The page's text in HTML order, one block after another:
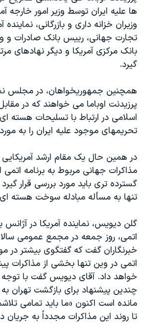
فرهنگ و زندگی
حقوق شهروندی
اقتصادی
علم و فناوری
گالری عکس
آرشیو پخش زنده
مستندها
انتخابات ریاست جمهوری آمریکا ۲۰۲۴
حمله جمهوری اسلامی به اسرائیل
رمز مهسا
اعتراضات زن، زندگی، آزادی
مجموعه مستندهای دادخواهی
تریبونال مردمی آبان ۹۸
چهل سال گروگان‌گیری
قانون شفافیت دارائی کادر رهبری ایران
اعتراضات مردمی آبان ۹۸
اسرائیل در جنگ
نرگس محمدی برنده جایزه نوبل صلح
همایش محافظه‌کاران آمریکا «سی‌پک»
صفحه‌های ویژه
سفر پرزیدنت ترامپ به چین
دنبال کنید
ها عليه ايران توسط وزير امور خارجه
وزيران خزانه داری و بازرگانی، نماينده
تجارت جهانی، رييس بانک صادرات و
بانک مرکزی آمريکا و ديگر نهادهای
گيرد.
همچنين جمهوريخواهان، در مجلس
پرزيدنت اوباما می خواهند که در
اسلامی در ارتباط با تسليحات هسته
تحريمهای موجود عليه ايران را به مورد
در همين حال يک مقام ارشد
مذاکرات جهانی مربوط به برنامه اتمی
گسترده تری بايد مورد بررسی قرار
تنها به مسأله مبادله سوخت هسته
گلن ديويس، نماينده آمريکا در آژانس
اتمی، روز جمعه در مجمع عمومی
خبرنگاران گفت که گفتگوی بيشتر در
اتمی در وين تنها بخشی از مذاکرات
خواهد داد. آقای ديويس گفت با توجه
چندين پيشنهاد برای بازگشت تهران
مانده است اکنون «ما بايد تمامی
تا روند اين مذاکرات مجدداً به جريان